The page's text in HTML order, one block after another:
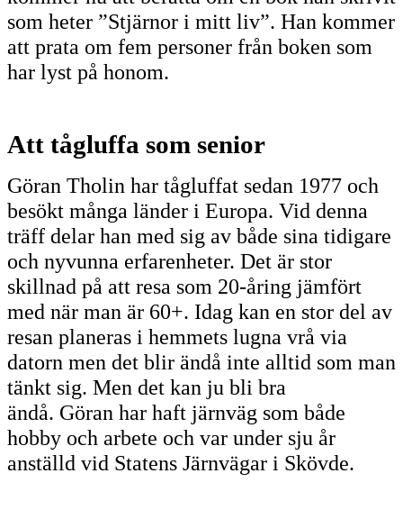
som heter ”Stjärnor i mitt liv”. Han kommer
att prata om fem personer från boken som
har lyst på honom.
Att tågluffa som senior
Göran Tholin har tågluffat sedan 1977 och
besökt många länder i Europa. Vid denna
träff delar han med sig av både sina tidigare
och nyvunna erfarenheter. Det är stor
skillnad på att resa som 20-åring jämfört
med när man är 60+. Idag kan en stor del av
resan planeras i hemmets lugna vrå via
datorn men det blir ändå inte alltid som man
tänkt sig. Men det kan ju bli bra
ändå. Göran har haft järnväg som både
hobby och arbete och var under sju år
anställd vid Statens Järnvägar i Skövde.